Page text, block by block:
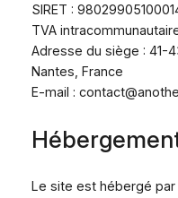
SIRET :
TVA
Adresse du siège : 41-
Nantes, France
E-mail :
Le site est hébergé par